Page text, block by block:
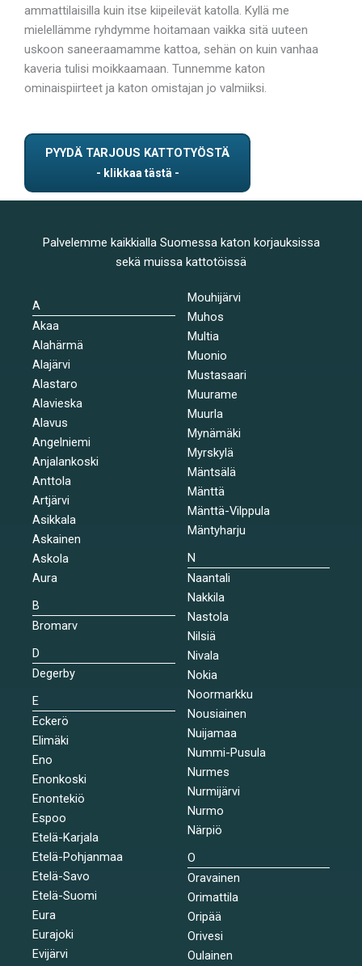
ammattilaisilla kuin itse kiipeilevät katolla. Kyllä me
mielellämme ryhdymme hoitamaan vaikka sitä uuteen
uskoon saneeraamamme kattoa, sehän on kuin vanhaa
kaveria tulisi moikkaamaan. Tunnemme katon
ominaispiirteet ja katon omistajan jo valmiiksi.
PYYDÄ TARJOUS KATTOTYÖSTÄ
Palvelemme kaikkialla Suomessa katon korjauksissa
sekä muissa kattotöissä
A
Akaa
Alahärmä
Alajärvi
Alastaro
Alavieska
Alavus
Angelniemi
Anjalankoski
Anttola
Artjärvi
Asikkala
Askainen
Askola
Aura
B
Bromarv
D
Degerby
E
Eckerö
Elimäki
Eno
Enonkoski
Enontekiö
Espoo
Etelä-Karjala
Etelä-Pohjanmaa
Etelä-Savo
Etelä-Suomi
Eura
Eurajoki
Evijärvi
Mouhijärvi
Muhos
Multia
Muonio
Mustasaari
Muurame
Muurla
Mynämäki
Myrskylä
Mäntsälä
Mänttä
Mänttä-Vilppula
Mäntyharju
N
Naantali
Nakkila
Nastola
Nilsiä
Nivala
Nokia
Noormarkku
Nousiainen
Nuijamaa
Nummi-Pusula
Nurmes
Nurmijärvi
Nurmo
Närpiö
O
Oravainen
Orimattila
Oripää
Orivesi
Oulainen